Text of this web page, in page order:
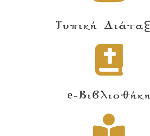
Τυπική
e-